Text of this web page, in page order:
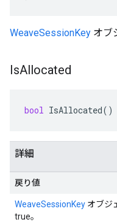
WeaveSessionKey オブ
IsAllocated
bool IsAllocated()
詳細
戻り値
WeaveSessionKey オブジ
true。